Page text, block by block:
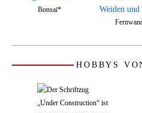
Bonsai*
HOBBYS